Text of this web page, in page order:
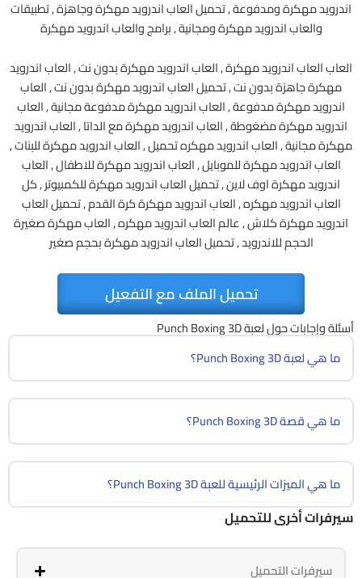
اندرويد مهكرة ومدفوعة , تحميل العاب اندرويد مهكرة وجاهزة , تطبيقات
والعاب اندرويد مهكرة ومجانية , برامج والعاب اندرويد مهكرة
العاب العاب اندرويد مهكرة , العاب اندرويد مهكرة بدون نت , العاب اندرويد
مهكرة جاهزة بدون نت , تحميل العاب اندرويد مهكرة بدون نت , العاب
اندرويد مهكرة مدفوعة , العاب اندرويد مهكرة مدفوعة مجانية , العاب
اندرويد مهكرة مضغوطة , العاب اندرويد مهكرة مع الداتا , العاب اندرويد
مهكرة مجانية , العاب اندرويد مهكره تحميل , العاب اندرويد مهكرة للبنات ,
العاب اندرويد مهكرة للموبايل , العاب اندرويد مهكرة للاطفال , العاب
اندرويد مهكرة اوف لاين , تحميل العاب اندرويد مهكرة للكمبيوتر , كل
العاب اندرويد مهكره , العاب اندرويد مهكرة كرة القدم , تحميل العاب
اندرويد مهكرة كلاش , عالم العاب اندرويد مهكره , العاب مهكرة صغيرة
الحجم للاندرويد , تحميل العاب اندرويد مهكرة بحجم صغير
تحميل الملف مع التفعيل
أسئلة وإجابات حول لعبة Punch Boxing 3D
ما هي لعبة Punch Boxing 3D؟
ما هي قصة Punch Boxing 3D؟
ما هي الميزات الرئيسية للعبة Punch Boxing 3D؟
سيرفرات أخرى للتحميل
سيرفرات التحميل